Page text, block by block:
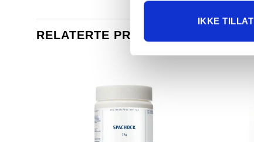
IKKE TILLAT
RELATERTE PRODUKTER